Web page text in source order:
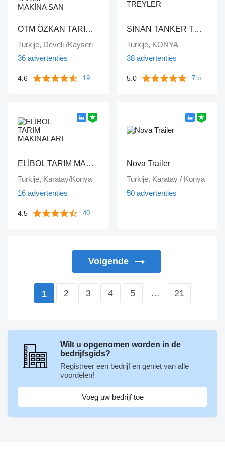
OTM ÖZKAN TARIM MAKİNA SAN TİC A.Ş
Turkije, Develi /Kayseri
36 advertenties
4.6 19 beoordelingen
SİNAN TANKER TREYLER
Turkije, KONYA
38 advertenties
5.0 7 beoordelingen
ELİBOL TARIM MAKİNALARI
Turkije, Karatay/Konya
16 advertenties
4.5 40 beoordelingen
Nova Trailer
Turkije, Karatay / Konya
50 advertenties
Volgende
1 2 3 4 5 … 21
Wilt u opgenomen worden in de
bedrijfsgids?
Registreer een bedrijf en geniet van alle
voordelen!
Voeg uw bedrijf toe